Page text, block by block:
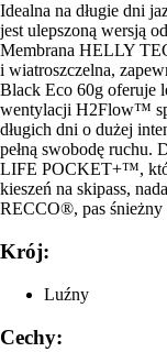
Idealna na długie dni
jest ulepszoną wersją
Membrana HELLY
i wiatroszczelna,
Black Eco 60g oferuje
wentylacji H2Flow™
długich dni o dużej
pełną swobodę ruchu.
LIFE POCKET+™,
kieszeń na skipass,
RECCO®, pas śnieżny
Krój:
Luźny
Cechy: